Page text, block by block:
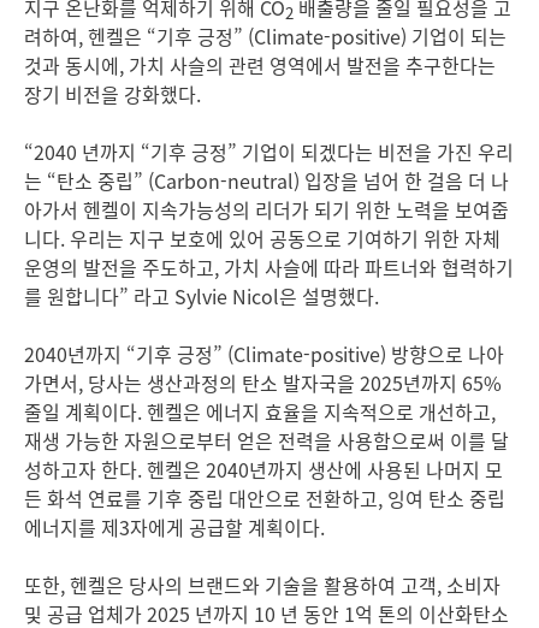
지구 온난화를 억제하기 위해 CO2 배출량을 줄일 필요성을 고
려하여, 헨켈은 “기후 긍정” (Climate-positive) 기업이 되는
것과 동시에, 가치 사슬의 관련 영역에서 발전을 추구한다는
장기 비전을 강화했다.
“2040 년까지 “기후 긍정” 기업이 되겠다는 비전을 가진 우리
는 “탄소 중립” (Carbon-neutral) 입장을 넘어 한 걸음 더 나
아가서 헨켈이 지속가능성의 리더가 되기 위한 노력을 보여줍
니다. 우리는 지구 보호에 있어 공동으로 기여하기 위한 자체
운영의 발전을 주도하고, 가치 사슬에 따라 파트너와 협력하기
를 원합니다” 라고 Sylvie Nicol은 설명했다.
2040년까지 “기후 긍정” (Climate-positive) 방향으로 나아
가면서, 당사는 생산과정의 탄소 발자국을 2025년까지 65%
줄일 계획이다. 헨켈은 에너지 효율을 지속적으로 개선하고,
재생 가능한 자원으로부터 얻은 전력을 사용함으로써 이를 달
성하고자 한다. 헨켈은 2040년까지 생산에 사용된 나머지 모
든 화석 연료를 기후 중립 대안으로 전환하고, 잉여 탄소 중립
에너지를 제3자에게 공급할 계획이다.
또한, 헨켈은 당사의 브랜드와 기술을 활용하여 고객, 소비자
및 공급 업체가 2025 년까지 10 년 동안 1억 톤의 이산화탄소